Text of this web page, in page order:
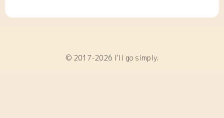
© 2017-2026 I'll go simply.